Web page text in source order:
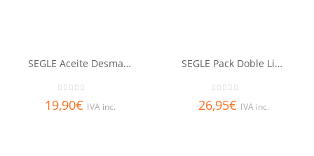
SEGLE Aceite Desmaquillante
19,90€ IVA inc.
SEGLE Pack Doble Limpieza
26,95€ IVA inc.